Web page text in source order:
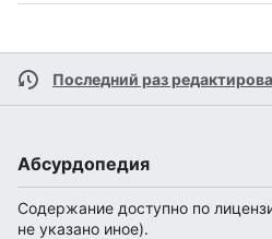
Последний раз
Абсурдопедия
Содержание доступно по
не указано иное).